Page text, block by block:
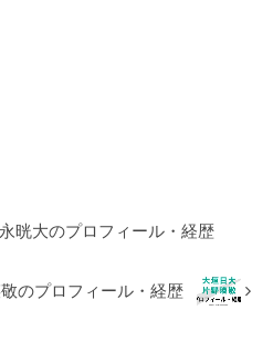
晄大のプロフィール・経歴
敬のプロフィール・経歴